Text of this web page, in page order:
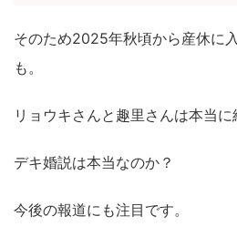
そのため2025年秋頃から産休に
も。
リョウキさんと趣里さんは本当に
デキ婚説は本当なのか？
今後の報道にも注目です。